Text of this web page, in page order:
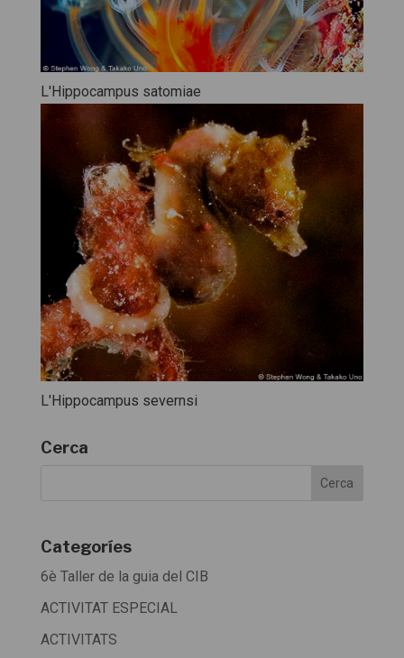
L'Hippocampus satomiae
L'Hippocampus severnsi
Cerca
Categoríes
6è Taller de la guia del CIB
ACTIVITAT ESPECIAL
ACTIVITATS